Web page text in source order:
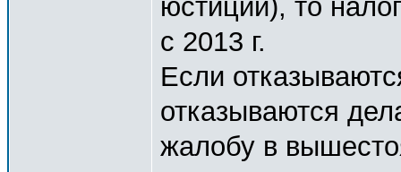
юстиции), то
с 2013 г.
Если
отказываются
жалобу в